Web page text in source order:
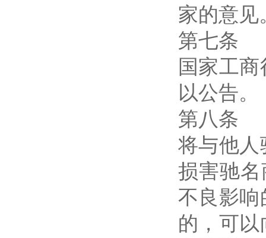
家的意见
第七条
国家工
以公告。
第八条
将与他人
损害驰
不良影响
的，可